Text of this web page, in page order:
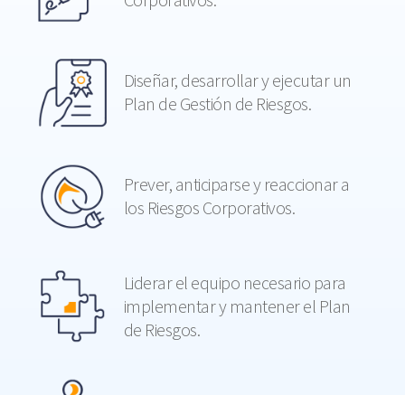
Diseñar, desarrollar y ejecutar un
Plan de Gestión de Riesgos.
Prever, anticiparse y reaccionar a
los Riesgos Corporativos.
Liderar el equipo necesario para
implementar y mantener el Plan
de Riesgos.